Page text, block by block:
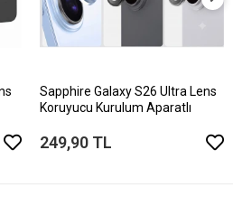
Sapphire Galaxy S26 Ultra Lens
Koruyucu Kurulum Aparatlı
249,90 TL